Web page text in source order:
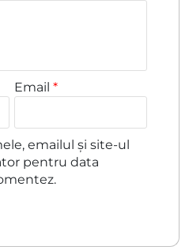
Email*
emailul și site-ul
pentru data